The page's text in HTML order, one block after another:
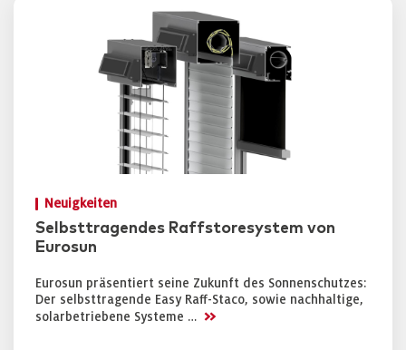
Neuigkeiten
Selbsttragendes Raffstoresystem von
Eurosun
Eurosun präsentiert seine Zukunft des Sonnenschutzes:
Der selbsttragende Easy Raff-Staco, sowie nachhaltige,
solarbetriebene Systeme … >>